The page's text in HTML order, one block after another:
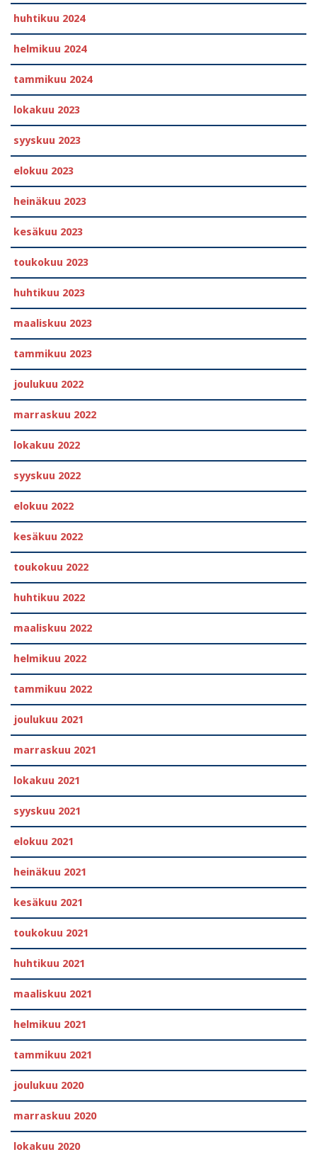
huhtikuu 2024
helmikuu 2024
tammikuu 2024
lokakuu 2023
syyskuu 2023
elokuu 2023
heinäkuu 2023
kesäkuu 2023
toukokuu 2023
huhtikuu 2023
maaliskuu 2023
tammikuu 2023
joulukuu 2022
marraskuu 2022
lokakuu 2022
syyskuu 2022
elokuu 2022
kesäkuu 2022
toukokuu 2022
huhtikuu 2022
maaliskuu 2022
helmikuu 2022
tammikuu 2022
joulukuu 2021
marraskuu 2021
lokakuu 2021
syyskuu 2021
elokuu 2021
heinäkuu 2021
kesäkuu 2021
toukokuu 2021
huhtikuu 2021
maaliskuu 2021
helmikuu 2021
tammikuu 2021
joulukuu 2020
marraskuu 2020
lokakuu 2020